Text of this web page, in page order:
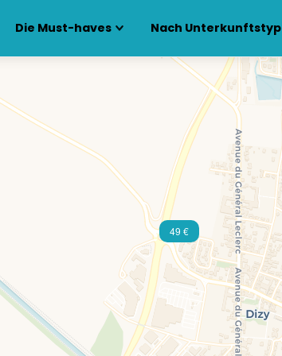
Die Must-haves Nach Unterkunftstyp
49 €